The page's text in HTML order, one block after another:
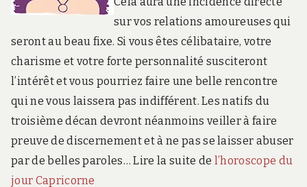
sur vos relations amoureuses qui
seront au beau fixe. Si vous êtes célibataire, votre
charisme et votre forte personnalité susciteront
l’intérêt et vous pourriez faire une belle rencontre
qui ne vous laissera pas indifférent. Les natifs du
troisième décan devront néanmoins veiller à faire
preuve de discernement et à ne pas se laisser abuser
par de belles paroles… Lire la suite de l’horoscope du
jour Capricorne